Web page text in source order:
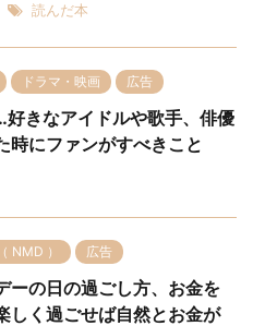
読んだ本
ドラマ・映画 広告
きなアイドルや歌手、俳優
時にファンがすべきこと
NMD ） 広告
ーの日の過ごし方、お金を
しく過ごせば自然とお金が